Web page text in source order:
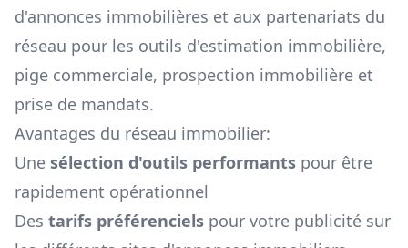
d'annonces immobilières et aux partenariats du
réseau pour les outils d'estimation immobilière,
pige commerciale, prospection immobilière et
prise de mandats.
Avantages du réseau immobilier:
Une sélection d'outils performants pour être
rapidement opérationnel
Des tarifs préférenciels pour votre publicité sur